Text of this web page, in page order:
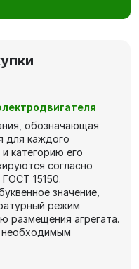
обозначающая
для каждого
категорию его
согласно
15150.
значение,
режим
размещения агрегата.
необходимым